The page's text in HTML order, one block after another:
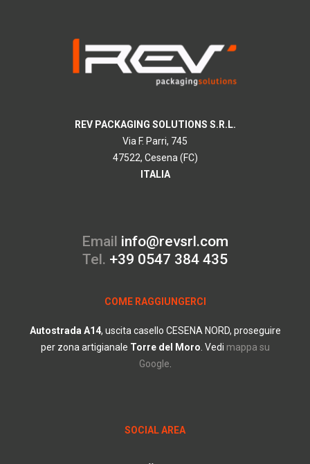
REV PACKAGING SOLUTIONS S.R.L.
Via F. Parri, 745
47522, Cesena (FC)
ITALIA
Email info@revsrl.com
Tel. +39 0547 384 435
COME RAGGIUNGERCI
Autostrada A14, uscita casello CESENA NORD, proseguire
per zona artigianale Torre del Moro Vedi mappa su
Google
SOCIAL AREA